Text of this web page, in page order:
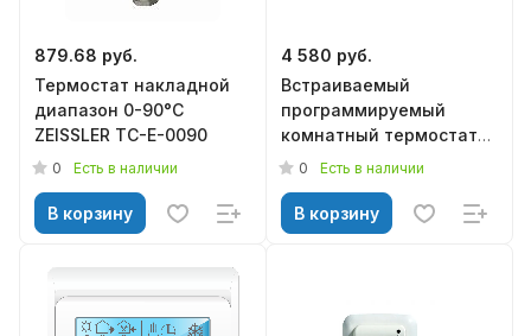
879.68 руб.
Термостат накладной
диапазон 0-90°C
ZEISSLER TC-E-0090
0 Есть в наличии
В корзину
4 580 руб.
Встраиваемый
программируемый
комнатный термостат
TEPLOCOM TS-Prog-
0 Есть в наличии
В корзину